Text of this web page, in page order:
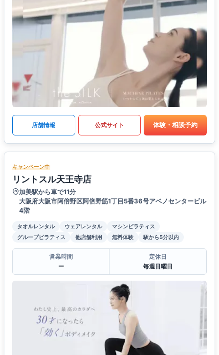
店舗情報 公式サイト 体験・相談予約
キャンペーン中
リントスル天王寺店
加美駅から車で11分
大阪府大阪市阿倍野区阿倍野筋1丁目5番36号アベノセンタービル
4階
タオルレンタル ウェアレンタル
マシンピラティス
グループピラティス
他店舗利用 無料体験 駅から5分以内
営業時間
ー
定休日
毎週日曜日